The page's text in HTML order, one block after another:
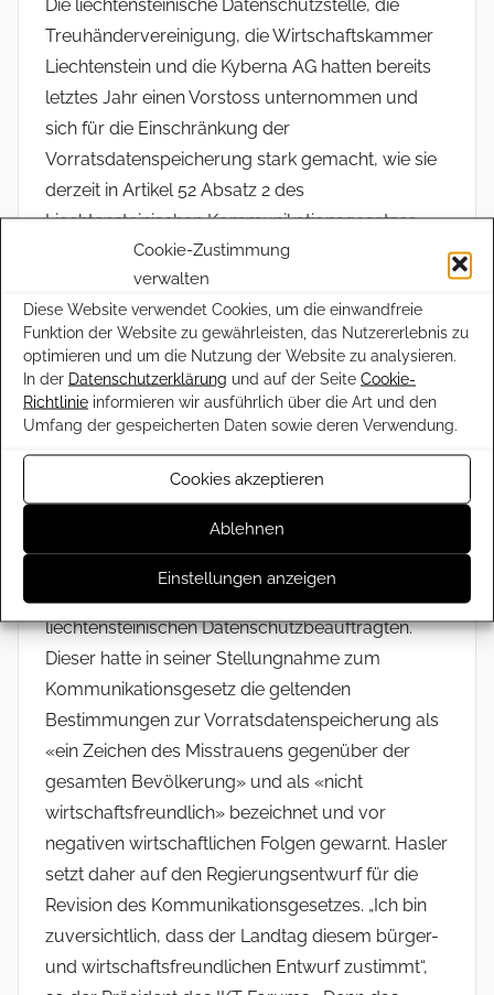
Cookie-Zustimmung
verwalten
Diese Website verwendet Cookies, um die einwandfreie
Funktion der Website zu gewährleisten, das Nutzererlebnis zu
optimieren und um die Nutzung der Website zu analysieren.
In der Datenschutzerklärung und auf der Seite Cookie-
Richtlinie informieren wir ausführlich über die Art und den
Umfang der gespeicherten Daten sowie deren Verwendung.
Cookies akzeptieren
Ablehnen
Einstellungen anzeigen
Die liechtensteinische Datenschutzstelle, die
Treuhändervereinigung, die Wirtschaftskammer
Liechtenstein und die Kyberna AG hatten bereits
letztes Jahr einen Vorstoss unternommen und
sich für die Einschränkung der
Vorratsdatenspeicherung stark gemacht, wie sie
derzeit in Artikel 52 Absatz 2 des
Liechtensteinischen Kommunikationsgesetzes
geregelt ist. „Eine solche Speicherung sensibler
Daten stellt einen erheblichen Eingriff in die
Freiheitsrechte der Bürger und deren
Privatsphäre dar“, argumentierte Hasler. „Und
diese Grundrechte sind durch die Europäische
Menschenrechtskonvention geschützt.“
Misstrauen gegen
Bevölkerung
Mit seiner Kritik folgt der Präsident des IKT
liechtensteinischen Datenschutzbeauftragten.
Dieser hatte in seiner Stellungnahme zum
Kommunikationsgesetz die geltenden
Bestimmungen zur Vorratsdatenspeicherung als
«ein Zeichen des Misstrauens gegenüber der
gesamten Bevölkerung» und als «nicht
wirtschaftsfreundlich» bezeichnet und vor
negativen wirtschaftlichen Folgen gewarnt. Hasler
setzt daher auf den Regierungsentwurf für die
Revision des Kommunikationsgesetzes. „Ich bin
zuversichtlich, dass der Landtag diesem bürger-
und wirtschaftsfreundlichen Entwurf zustimmt“,